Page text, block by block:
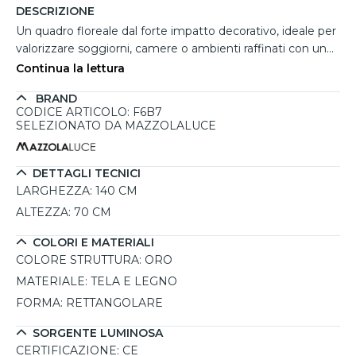
DESCRIZIONE
Un quadro floreale dal forte impatto decorativo, ideale per
valorizzare soggiorni, camere o ambienti raffinati con un
tocco artistico delicato. La tela dipinta a mano raffigura
ricordano anemoni e cosmee, immersi in uno sfondo
tenue e armonioso. La lavorazione materica e le
composizione, mentre la sottile cornice in legno color oro
completa l'insieme con una finitura luminosa e sofisticata.
Le dimensioni di 140x70 cm lo rendono perfetto come
elemento centrale della parete.
Continua la lettura
BRAND
CODICE ARTICOLO: F6B7
SELEZIONATO DA MAZZOLALUCE
DETTAGLI TECNICI
LARGHEZZA: 140 CM
ALTEZZA: 70 CM
COLORI E MATERIALI
COLORE STRUTTURA: ORO
MATERIALE: TELA E LEGNO
FORMA: RETTANGOLARE
SORGENTE LUMINOSA
CERTIFICAZIONE: CE